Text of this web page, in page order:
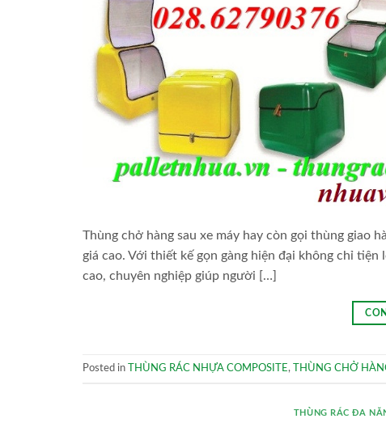
Thùng chở hàng sau xe máy hay còn gọi thùng giao
giá cao. Với thiết kế gọn gàng hiện đại không chỉ
cao, chuyên nghiệp giúp người […]
Posted in THÙNG RÁC NHỰA COMPOSITE , THÙNG CHỞ
THÙNG RÁC ĐA